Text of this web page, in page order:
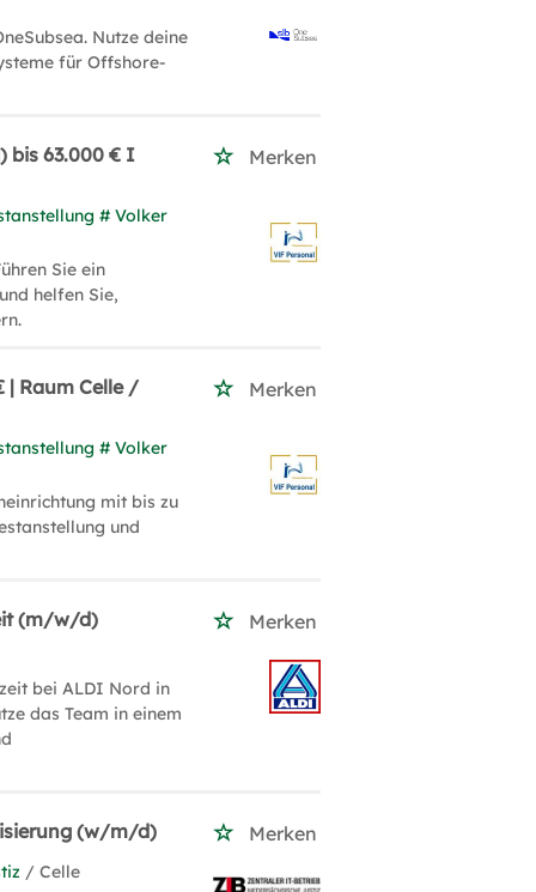
zudem Museen wie das 24
verschiedene Ausstellungen,
Jahre hat Celle mehrere
aktiv. Regionale Spezialitäten
der Schnaps ‚Heidegeist‘
der Stadt hinaus bekannt.
Nutze deine
für Offshore-
bis 63.000 € I
Merken
# Volker
Sie ein
helfen Sie,
Raum Celle /
Merken
# Volker
mit bis zu
und
(m/w/d) Merken
bei ALDI Nord in
das Team in einem
(w/m/d) Merken
/ Celle